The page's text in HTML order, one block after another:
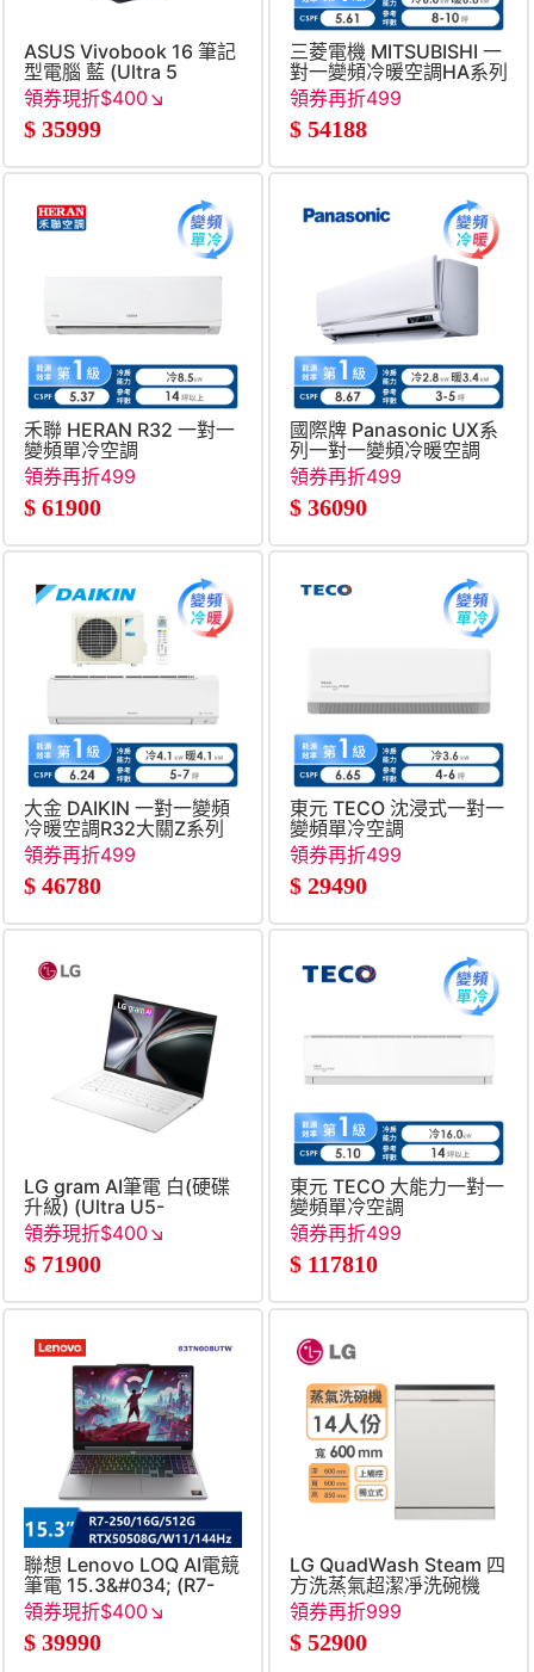
ASUS Vivobook 16 筆記
型電腦 藍 (Ultra 5
325&#47;16G&#47;512G
SSD&#47;W11)
領券現折$400↘
$ 35999
三菱電機 MITSUBISHI 一
對一變頻冷暖空調HA系列
(R32)
領券再折499
$ 54188
禾聯 HERAN R32 一對一
變頻單冷空調
領券再折499
$ 61900
國際牌 Panasonic UX系
列一對一變頻冷暖空調
領券再折499
$ 36090
大金 DAIKIN 一對一變頻
冷暖空調R32大關Z系列
領券再折499
$ 46780
東元 TECO 沈浸式一對一
變頻單冷空調
領券再折499
$ 29490
LG gram AI筆電 白(硬碟
升級) (Ultra U5-
325&#47;32G&#47;1TB+512G
SSD&#47;Win11)
領券現折$400↘
$ 71900
東元 TECO 大能力一對一
變頻單冷空調
領券再折499
$ 117810
聯想 Lenovo LOQ AI電競
筆電 15.3&#034; (R7-
250&#47;16G&#47;512G&#47;RTX5050-
8G&#47;W11)
領券現折$400↘
$ 39990
LG QuadWash Steam 四
方洗蒸氣超潔凈洗碗機
(雪霧白)｜Objet
Collection&#8203;
領券再折999
$ 52900